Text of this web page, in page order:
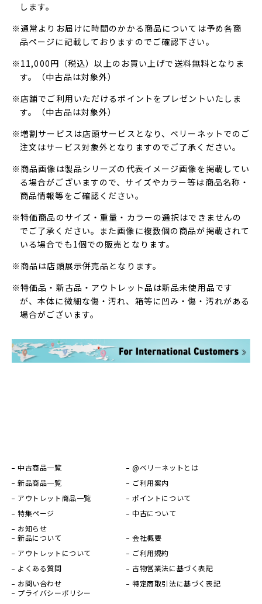
します。
※通常よりお届けに時間のかかる商品については予め各商
品ページに記載しておりますのでご確認下さい。
※11,000円（税込）以上のお買い上げで送料無料となりま
す。（中古品は対象外）
※店舗でご利用いただけるポイントをプレゼントいたしま
す。（中古品は対象外）
※増割サービスは店頭サービスとなり、ベリーネットでのご
注文はサービス対象外となりますのでご了承ください。
※商品画像は製品シリーズの代表イメージ画像を掲載してい
る場合がございますので、サイズやカラー等は商品名称・
商品情報等をご確認ください。
※特価商品のサイズ・重量・カラーの選択はできませんの
でご了承ください。また画像に複数個の商品が掲載されて
いる場合でも1個での販売となります。
※商品は店頭展示併売品となります。
※特価品・新古品・アウトレット品は新品未使用品です
が、本体に微細な傷・汚れ、箱等に凹み・傷・汚れがある
場合がございます。
中古商品一覧
新品商品一覧
アウトレット商品一覧
特集ページ
お知らせ
@ベリーネットとは
ご利用案内
ポイントについて
中古について
新品について
アウトレットについて
よくある質問
お問い合わせ
会社概要
ご利用規約
古物営業法に基づく表記
特定商取引法に基づく表記
プライバシーポリシー